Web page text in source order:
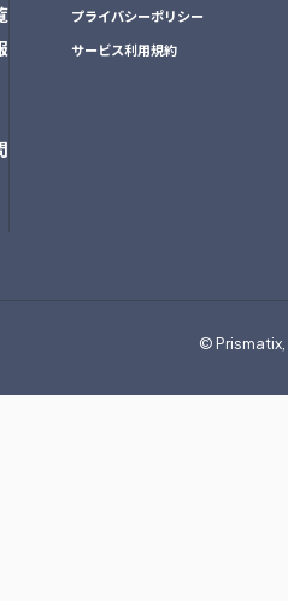
プライバシーポリシー
サービス利用規約
© Prismatix,